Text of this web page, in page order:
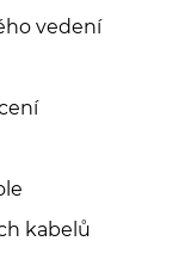
vedení
kabelů